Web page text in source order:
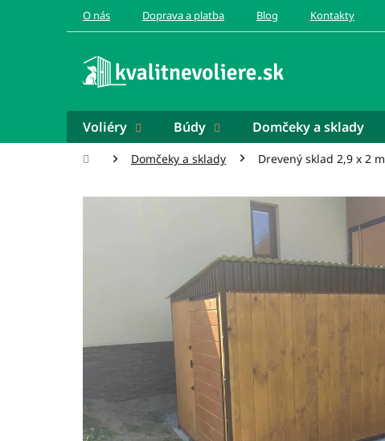
O nás Doprava a platba Blog Kontakty
Voliéry Búdy Domčeky a sklady
DomovDomčeky a sklady Drevený sklad 2,9 x 2 m